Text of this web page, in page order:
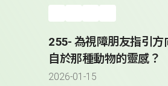
255- 為視障朋友指引方
自於那種動物的靈感？
2026-01-15